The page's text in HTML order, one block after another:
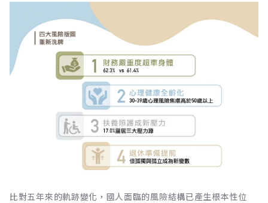
比對五年來的軌跡變化，國人面臨的風險結構已產生根本性位